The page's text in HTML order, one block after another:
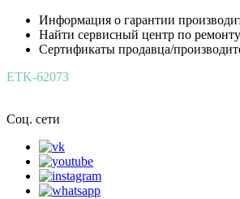
Информация о гарантии
Найти сервисный центр по
Сертификаты продавца/
ETK-62073
Соц. сети